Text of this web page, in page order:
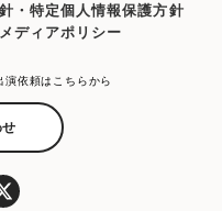
・特定個人情報保護方針
ディアポリシー
演依頼はこちらから
せ